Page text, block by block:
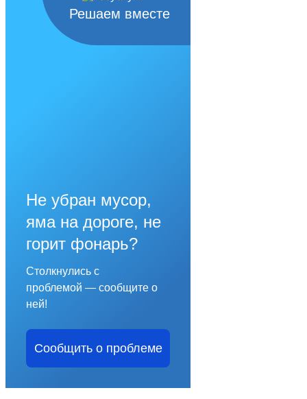
Решаем вместе
Не убран мусор,
яма на дороге, не
горит фонарь?
Столкнулись с
проблемой — сообщите о
ней!
Сообщить о проблеме